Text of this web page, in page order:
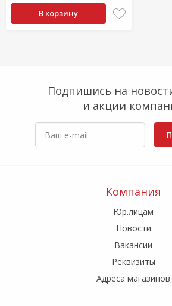
В корзину
Подпишись на
и акции
Компания
Юр.лицам
Новости
Вакансии
Реквизиты
Адреса магазинов